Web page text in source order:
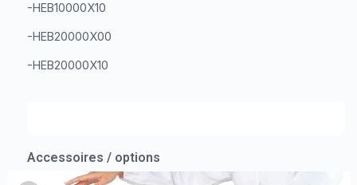
-HEB10000X10
-HEB20000X00
-HEB20000X10
Accessoires / options